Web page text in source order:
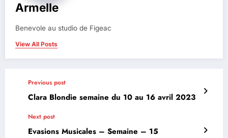
Armelle
Benevole au studio de Figeac
View All Posts
Previous post
Clara Blondie semaine du 10 au 16 avril 2023
Next post
Evasions Musicales – Semaine – 15